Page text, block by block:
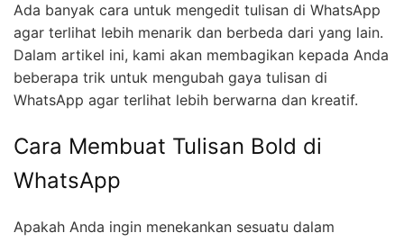
Ada banyak cara untuk mengedit tulisan di WhatsApp
agar terlihat lebih menarik dan berbeda dari yang lain.
Dalam artikel ini, kami akan membagikan kepada Anda
beberapa trik untuk mengubah gaya tulisan di
WhatsApp agar terlihat lebih berwarna dan kreatif.
Cara Membuat Tulisan Bold di
WhatsApp
Apakah Anda ingin menekankan sesuatu dalam